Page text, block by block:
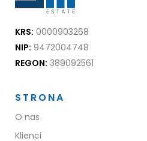
KRS: 0000903268
NIP: 9472004748
REGON: 389092561
STRONA
O nas
Klienci